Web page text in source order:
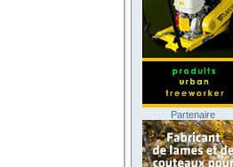
Partenaire